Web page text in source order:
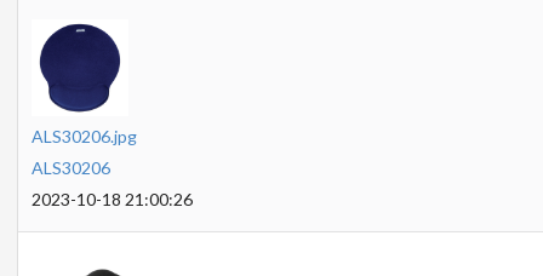
ALS30206.jpg
ALS30206
2023-10-18 21:00:26